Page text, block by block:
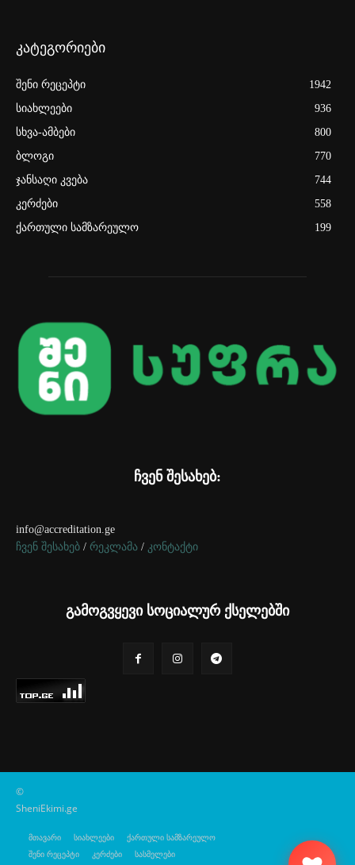
კატეგორიები
შენი რეცეპტი
1942
სიახლეები
936
სხვა-ამბები
800
ბლოგი
770
ჯანსაღი კვება
744
კერძები
558
ქართული სამზარეულო
199
ჩვენ შესახებ:
info@accreditation.ge
ჩვენ შესახებ / რეკლამა / კონტაქტი
გამოგვყევი სოციალურ ქსელებში
©
SheniEkimi.ge
მთავარი სიახლეები
ქართული სამზარეულო
შენი რეცეპტი
კერძები სასმელები